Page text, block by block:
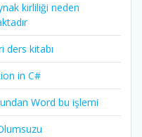
kirliliği neden
ders kitabı
in C#
Word bu işlemi